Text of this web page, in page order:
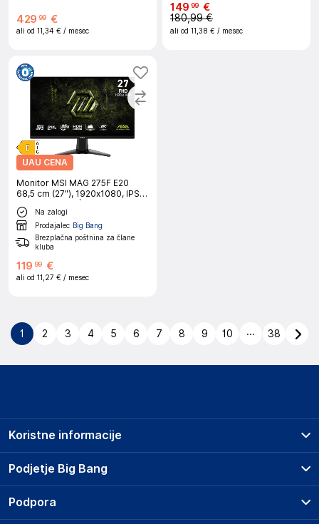
429 99 €
ali od 11,34 € / mesec
149 99 €
180,99 €
ali od 11,38 € / mesec
UAU CENA
Monitor MSI MAG 275F E20
68,5 cm (27"), 1920x1080, IPS,
200 Hz, 0,5 ms|Gaming
Na zalogi
Prodajalec Big Bang
Brezplačna poštnina za člane
kluba
119 99 €
ali od 11,27 € / mesec
1 2 3 4 5 6 7 8 9 10 ... 38
Podjetje Big Bang
O podjetju
Koristne informacije
Prodajna mesta
Storitve
Podpora